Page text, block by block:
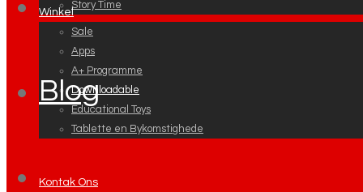
Story Time
Winkel
Sale
Apps
A+ Programme
Downloadable
Educational Toys
Tablette en Bykomstighede
Blog
Kontak Ons